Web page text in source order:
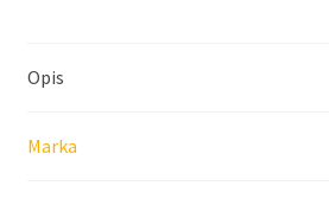
Opis
Marka